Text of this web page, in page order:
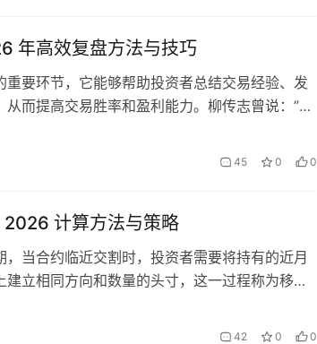
年高效复盘方法与技巧
重要环节，它能够帮助投资者总结交易经验、发
而提高交易胜率和盈利能力。柳传志曾说：”在
成功的交易者背后，都有坚持复盘的身影。本文
45 0 0
计算方法与策略
当合约临近交割时，投资者需要将持有的近月
立相同方向和数量的头寸，这一过程称为移仓
以来，全球大宗商品市场波动加剧，不同品种
42 0 0